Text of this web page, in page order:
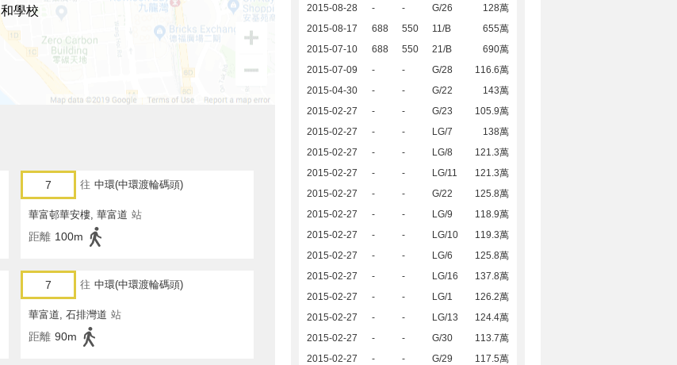
2015-08-28
- - G/26
128萬
2015-08-17
688 550 11/B
655萬
2015-07-10
688 550 21/B
690萬
2015-07-09
- - G/28
116.6萬
2015-04-30
- - G/22
143萬
2015-02-27
- - G/23
105.9萬
2015-02-27
- - LG/7
138萬
2015-02-27
- - LG/8
121.3萬
2015-02-27
- - LG/11
121.3萬
2015-02-27
- - G/22
125.8萬
2015-02-27
- - LG/9
118.9萬
2015-02-27
- - LG/10
119.3萬
2015-02-27
- - LG/6
125.8萬
2015-02-27
- - LG/16
137.8萬
2015-02-27
- - LG/1
126.2萬
2015-02-27
- - LG/13
124.4萬
2015-02-27
- - G/30
113.7萬
2015-02-27
- - G/29
117.5萬
和學校
7 往 中環(中環渡輪碼頭)
華富邨華安樓, 華富道 站
距離 100m
7 往 中環(中環渡輪碼頭)
華富道, 石排灣道 站
距離 90m